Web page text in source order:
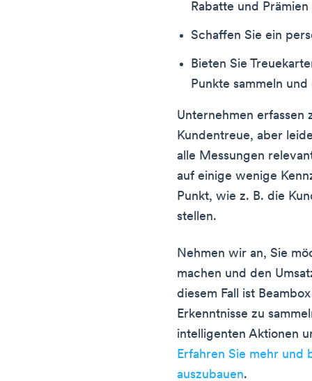
Rabatte und Prämien
Schaffen Sie ein
Bieten Sie
Punkte sammeln
Unternehmen erfassen
Kundentreue, aber
alle Messungen
auf einige wenige
Punkt, wie z. B. die
stellen.
Nehmen wir an, Sie
machen und den
diesem Fall ist
Erkenntnisse zu
intelligenten Aktionen
Erfahren Sie mehr und
auszubauen.